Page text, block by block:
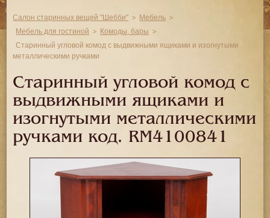
Салон старинных вещей "Шебби"
Мебель
Мебель для гостиной
Комоды, бары
Старинный угловой комод с выдвижными ящиками и изогнутыми
металлическими ручками
Старинный угловой комод с
выдвижными ящиками и
изогнутыми металлическими
ручками код. RM4100841